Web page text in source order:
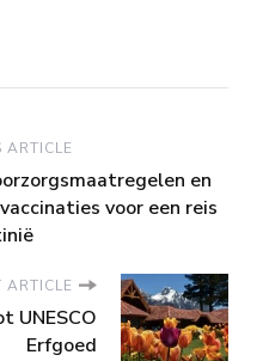
ARTICLE
en
voor een reis
ARTICLE
UNESCO
Erfgoed